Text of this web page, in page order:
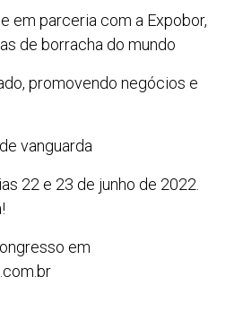
em parceria com a Expobor,
de borracha do mundo
promovendo negócios e
vanguarda
22 e 23 de junho de 2022.
em